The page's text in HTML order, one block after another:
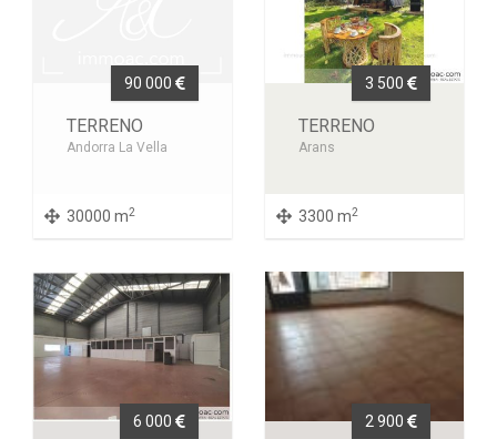
90 000
TERRENO
Andorra La Vella
30000 m2
3 500
TERRENO
Arans
3300 m2
6 000 2 900